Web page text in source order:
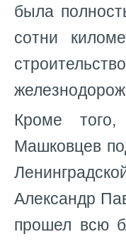
была
сотни
Кроме
Машковцев
Александр
прошел всю